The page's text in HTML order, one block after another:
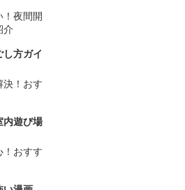
！夜間開
介
方ガイ
決！おす
内遊び場
！おすす